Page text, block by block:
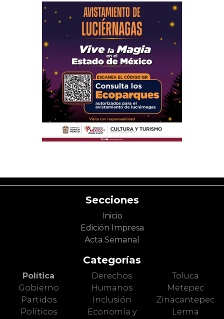
Secciones
Inicio
Edición Impresa
Acta Semanal
Categorías
Política
Gobierno
Partidos
Políticos
Derechos
Humanos
Inclusión
Economía y
Toluca
Metepec
Zinacantepec
Lerma